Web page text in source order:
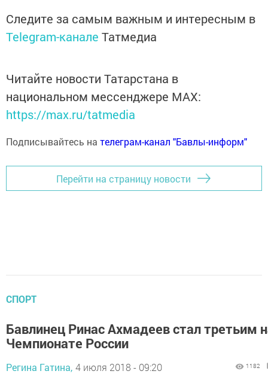
Следите за самым важным и интересным в
Telegram-канале Татмедиа
Читайте новости Татарстана в
национальном мессенджере MАХ:
https://max.ru/tatmedia
Подписывайтесь на телеграм-канал "Бавлы-информ"
Перейти на страницу новости
СПОРТ
Бавлинец Ринас Ахмадеев стал третьим
Чемпионате России
Регина Гатина, 4 июля 2018 - 09:20 1182